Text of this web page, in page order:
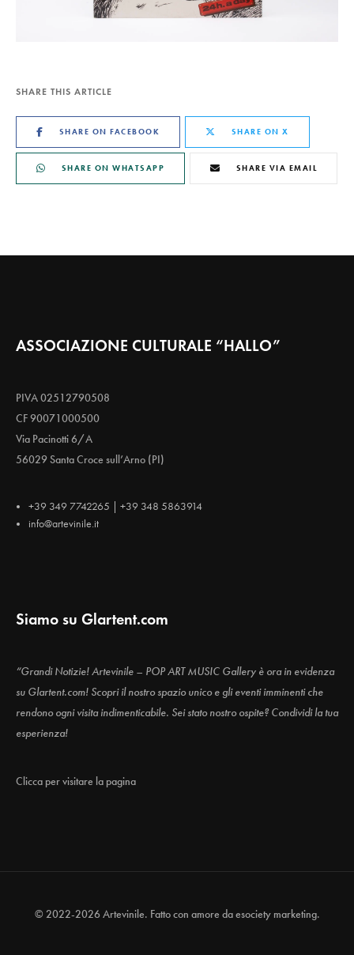
SHARE THIS ARTICLE
SHARE ON FACEBOOK SHARE ON X
SHARE ON WHATSAPP SHARE VIA EMAIL
ASSOCIAZIONE CULTURALE “HALLO”
PIVA 02512790508
CF 90071000500
Via Pacinotti 6/A
56029 Santa Croce sull’Arno (PI)
+39 349 7742265 | +39 348 5863914
info@artevinile.it
Siamo su Glartent.com
“Grandi Notizie! Artevinile – POP ART MUSIC Gallery è ora in evidenza
su Glartent.com! Scopri il nostro spazio unico e gli eventi imminenti che
rendono ogni visita indimenticabile. Sei stato nostro ospite? Condividi la tua
esperienza!
Clicca per visitare la pagina
© 2022-2026 Artevinile. Fatto con amore daesociety marketing.